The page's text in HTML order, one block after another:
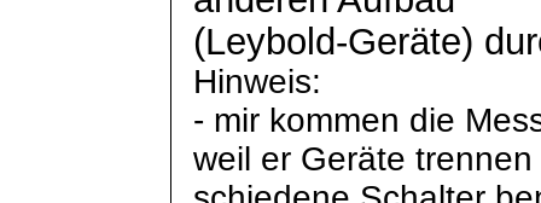
(Leybold-Geräte)
Hinweis:
- mir kommen die
weil er Geräte